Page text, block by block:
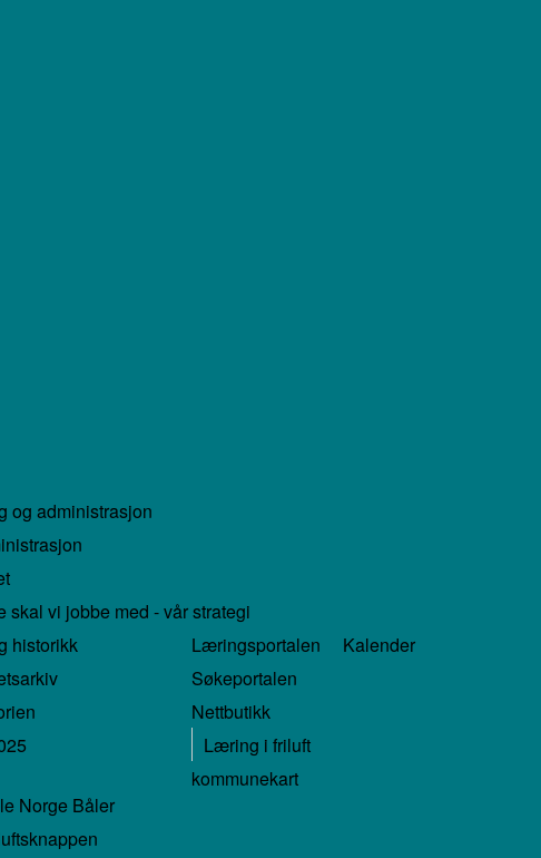
og administrasjon
skal vi jobbe med - vår strategi
historikk
Norge Båler
Læringsportalen
Kalender
Søkeportalen
Nettbutikk
Læring i friluft
kommunekart